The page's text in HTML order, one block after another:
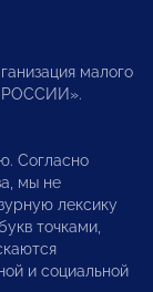
малого
РОССИИ».
Согласно
мы не
лексику
точками,
и социальной